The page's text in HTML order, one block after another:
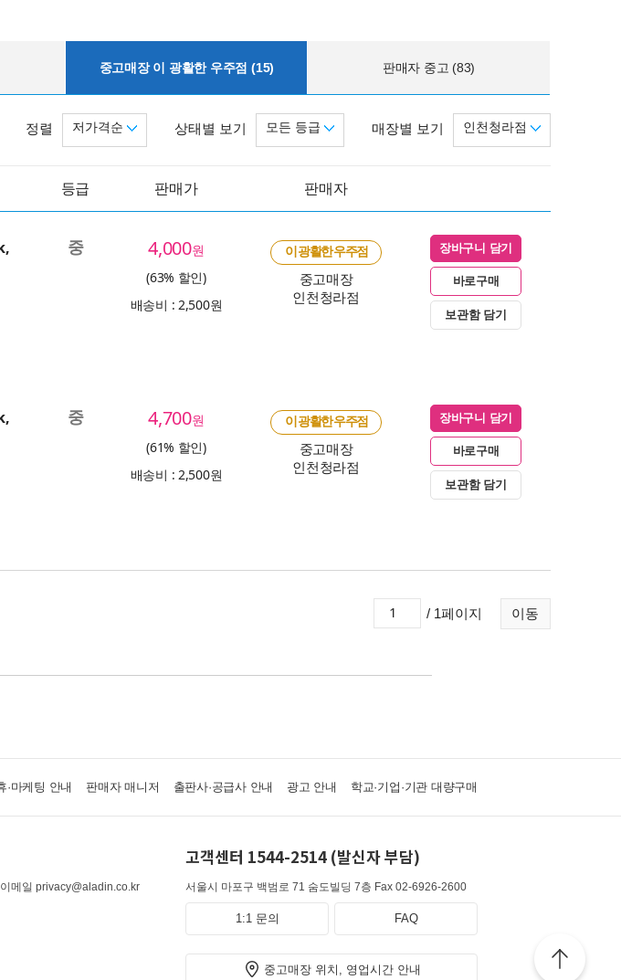
중고매장 이 광활한 우주점 (15) 판매자 중고 (83)
매장별 보기 인천청라점
상태별 보기 모든 등급
정렬 저가격순
등급 판매가 판매자
중 4,000원
(63% 할인)
배송비 : 2,500원
이 광활한 우주점
중고매장
인천청라점
장바구니 담기
바로구매
보관함 담기
중 4,700원
(61% 할인)
배송비 : 2,500원
이 광활한 우주점
중고매장
인천청라점
장바구니 담기
바로구매
보관함 담기
이동
/ 1페이지
·마케팅 안내 판매자 매니저 출판사·공급사 안내 광고 안내 학교·기업·기관 대량구매
이메일 privacy@aladin.co.kr
고객센터 1544-2514 (발신자 부담)
서울시 마포구 백범로 71 숨도빌딩 7층 Fax 02-6926-2600
1:1 문의 FAQ
중고매장 위치, 영업시간 안내